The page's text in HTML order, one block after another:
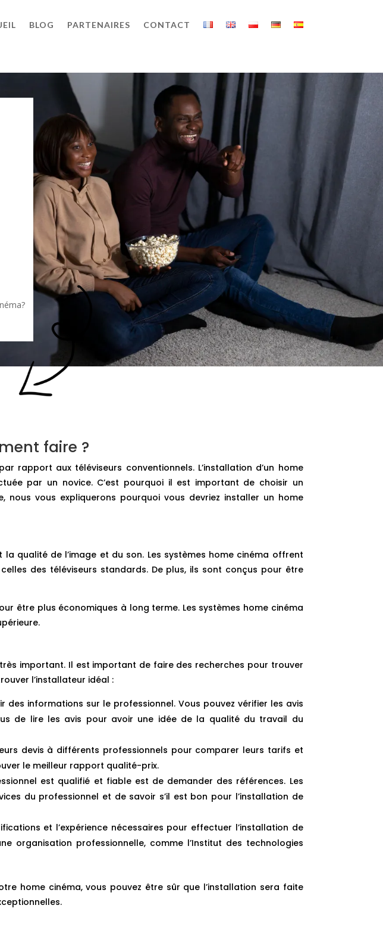
BLOG PARTENAIRES CONTACT
faire ?
rapport aux téléviseurs conventionnels. L’installation d’un home
par un novice. C’est pourquoi il est important de choisir un
vous expliquerons pourquoi vous devriez installer un home
qualité de l’image et du son. Les systèmes home cinéma offrent
des téléviseurs standards. De plus, ils sont conçus pour être
être plus économiques à long terme. Les systèmes home cinéma
important. Il est important de faire des recherches pour trouver
l’installateur idéal :
des informations sur le professionnel. Vous pouvez vérifier les avis
de lire les avis pour avoir une idée de la qualité du travail du
devis à différents professionnels pour comparer leurs tarifs et
le meilleur rapport qualité-prix.
est qualifié et fiable est de demander des références. Les
du professionnel et de savoir s’il est bon pour l’installation de
et l’expérience nécessaires pour effectuer l’installation de
organisation professionnelle, comme l’Institut des technologies
home cinéma, vous pouvez être sûr que l’installation sera faite